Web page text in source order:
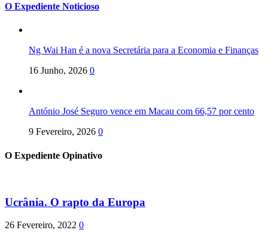
O Expediente Noticioso
Ng Wai Han é a nova Secretária para a Economia e Finanças
16 Junho, 2026 0
António José Seguro vence em Macau com 66,57 por cento
9 Fevereiro, 2026 0
O Expediente Opinativo
Ucrânia. O rapto da Europa
26 Fevereiro, 2022 0